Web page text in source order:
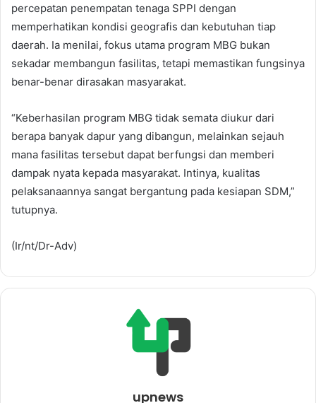
percepatan penempatan tenaga SPPI dengan
memperhatikan kondisi geografis dan kebutuhan tiap
daerah. Ia menilai, fokus utama program MBG bukan
sekadar membangun fasilitas, tetapi memastikan fungsinya
benar-benar dirasakan masyarakat.
“Keberhasilan program MBG tidak semata diukur dari
berapa banyak dapur yang dibangun, melainkan sejauh
mana fasilitas tersebut dapat berfungsi dan memberi
dampak nyata kepada masyarakat. Intinya, kualitas
pelaksanaannya sangat bergantung pada kesiapan SDM,”
tutupnya.
(Ir/nt/Dr-Adv)
upnews